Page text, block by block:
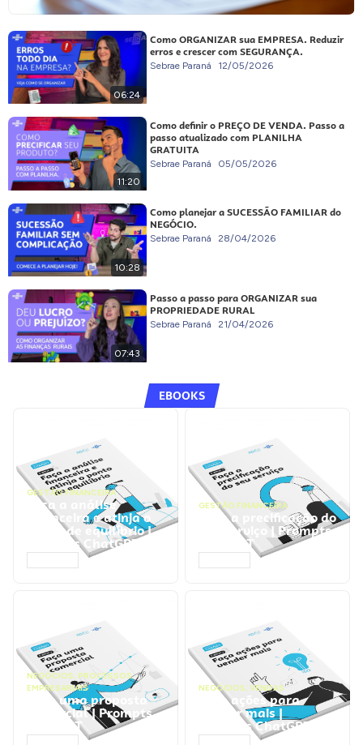
06:24
Como ORGANIZAR sua EMPRESA. Reduzir
erros e crescer com SEGURANÇA.
Sebrae Paraná 12/05/2026
11:20
Como definir o PREÇO DE VENDA. Passo a
passo atualizado com PLANILHA
GRATUITA
Sebrae Paraná 05/05/2026
10:28
Como planejar a SUCESSÃO FAMILIAR do
NEGÓCIO.
Sebrae Paraná 28/04/2026
07:43
Passo a passo para ORGANIZAR sua
PROPRIEDADE RURAL
Sebrae Paraná 21/04/2026
EBOOKS
GESTÃO FINANCEIRA
Faça a análise
financeira e atinja o
ponto de equilíbrio |
Prompts ChatGPT
GESTÃO FINANCEIRA
Faça a precificação do
seu serviço | Prompts
ChatGPT
NEGÓCIOS, PROCESSOS
EMPRESARIAIS
Faça uma proposta
comercial | Prompts
ChatGPT
NEGÓCIOS, VENDAS
Faça ações para
vender mais |
Prompts ChatGPT